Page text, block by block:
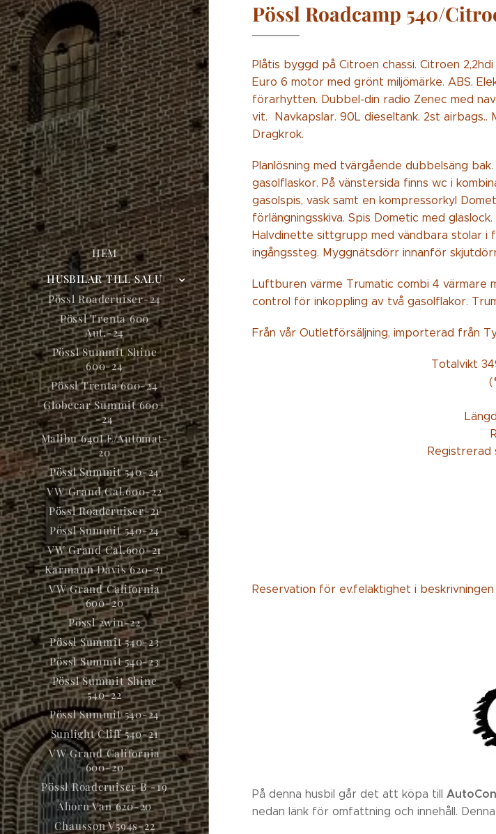
HEM
HUSBILAR TILL SALU
Pössl Roadcruiser-24
Pössl Trenta 600
Aut.-24
Pössl Summit Shine
600-24
Pössl Trenta 600-24
Globecar Summit 600+
-24
Malibu 640LE/Automat-
20
Pössl Summit 540-24
VW Grand Cal.600-22
Pössl Roadcruiser-21
Pössl Summit 540-24
VW Grand Cal.600-21
Karmann Davis 620-21
VW Grand California
600-20
Pössl 2win-22
Pössl Summit 540-23
Pössl Summit 540-23
Pössl Summit Shine
540-22
Pössl Summit 540-24
Sunlight Cliff 540-21
VW Grand California
600-20
Pössl Roadcruiser B -19
Ahorn Van 620-20
Chausson V594s-22
Pössl Roadcamp 540/
Plåtis byggd på Citroen chassi. Citroen
Euro 6 motor med grönt miljömärke. ABS.
förarhytten. Dubbel-din radio Zenec med
vit. Navkapslar. 90L dieseltank. 2st airbags..
Dragkrok.
Planlösning med tvärgående dubbelsäng
gasolflaskor. På vänstersida finns wc i
gasolspis, vask samt en kompressorkyl
förlängningsskiva. Spis Dometic med glaslock.
Halvdinette sittgrupp med vändbara stolar i
ingångssteg. Myggnätsdörr innanför
Luftburen värme Trumatic combi 4 värmare
control för inkoppling av två gasolflakor.
Från vår Outletförsäljning, importerad från
Totalvikt
Registrerad
Reservation för ev.felaktighet i
På denna husbil går det att köpa till
nedan länk för omfattning och innehåll.